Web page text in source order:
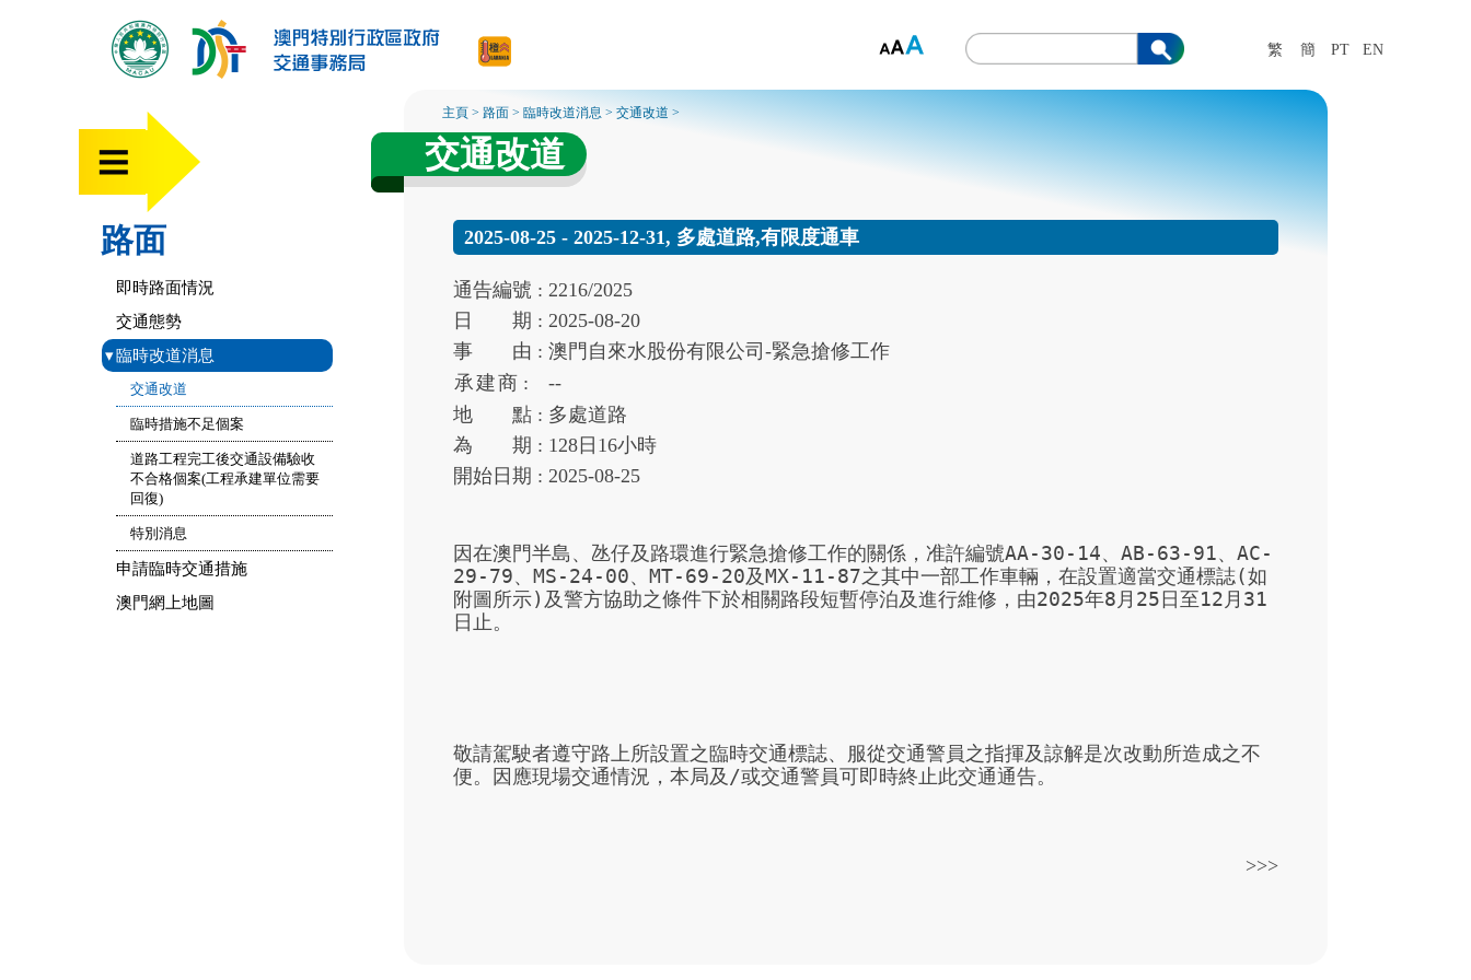
繁 簡 PT EN
路面
即時路面情況
交通態勢
▾臨時改道消息
交通改道
臨時措施不足個案
道路工程完工後交通設備驗收
不合格個案(工程承建單位需要
回復)
特別消息
申請臨時交通措施
澳門網上地圖
主頁 >路面 >臨時改道消息 >交通改道 >
交通改道
2025-08-25 - 2025-12-31, 多處道路,有限度通車
通告編號 :2216/2025
日
期 :2025-08-20
事
由 :澳門自來水股份有限公司-緊急搶修工作
承建商 :
--
地
點 : 多處道路
為
期 : 128 日 16小時
開始 日期 :2025-08-25
因在澳門半島、氹仔及路環進行緊急搶修工作的關係，准許編號AA-30-14、AB-63-91、AC-
29-79、MS-24-00、MT-69-20及MX-11-87之其中一部工作車輛，在設置適當交通標誌(如
附圖所示)及警方協助之條件下於相關路段短暫停泊及進行維修，由2025年8月25日至12月31
日止。
敬請駕駛者遵守路上所設置之臨時交通標誌、服從交通警員之指揮及諒解是次改動所造成之不
便。因應現場交通情況，本局及/或交通警員可即時終止此交通通告。
>>>